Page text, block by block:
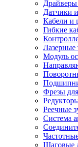
Драйверы
Датчики
Кабели и
Гибкие
Лазерные
Модуль
Фрезы
Реечные
Система
Шаговые